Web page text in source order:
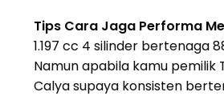
Tips Cara Jaga Performa
1.197 cc 4 silinder bertenaga
Namun apabila kamu
Calya supaya konsisten